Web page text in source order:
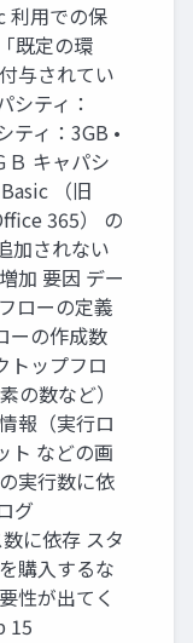
利用での保
既定の環
与されてい
シティ：
ティ：3GB •
Ｂ キャパシ
（旧
365） の
加されない
加 要因 デー
ローの定義
ーの作成数
トップフロ
の数など）
報（実行ロ
ト などの画
実行数に依
グ
に依存 スタ
購入するな
性が出てく
15